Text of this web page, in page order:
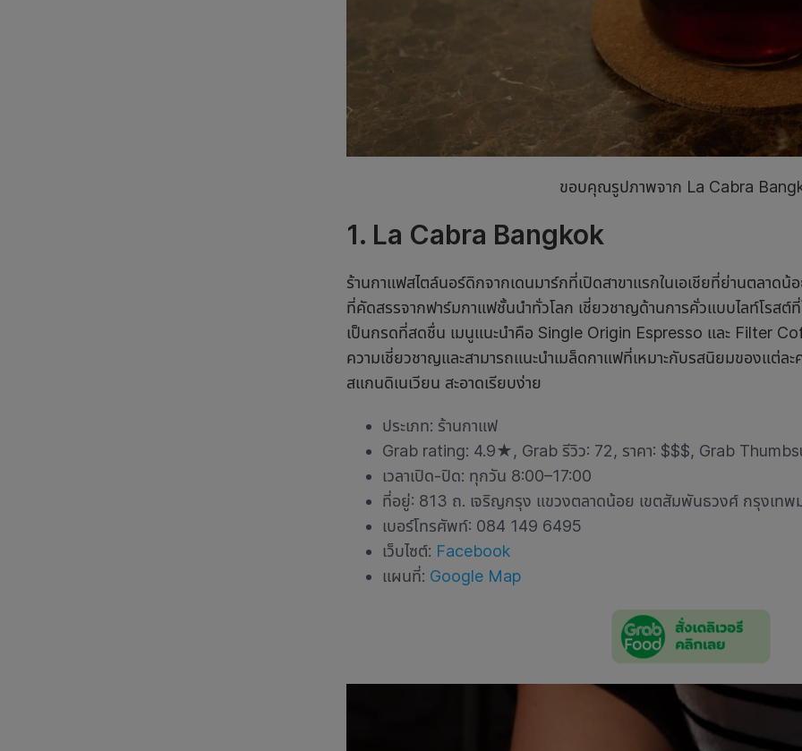
ขอบคุณรูปภาพจาก La Cabra
1. La Cabra Bangkok
ร้านกาแฟสไตล์นอร์ดิกจากเดนมาร์กที่เปิดสาขาแรกในเอเชียที่ย่านตลา
ที่คัดสรรจากฟาร์มกาแฟชั้นนำทั่วโลก เชี่ยวชาญด้านการคั่วแบบไลท์โรสต์
เป็นกรดที่สดชื่น เมนูแนะนำคือ Single Origin Espresso และ Filter
ความเชี่ยวชาญและสามารถแนะนำเมล็ดกาแฟที่เหมาะกับรสนิยมของแต่ล
สแกนดิเนเวียน สะอาดเรียบง่าย
ประเภท: ร้านกาแฟ
Grab rating: 4.9★, Grab รีวิว: 72, ราคา: $$$, Grab
เวลาเปิด-ปิด: ทุกวัน 8:00–17:00
ที่อยู่: 813 ถ. เจริญกรุง แขวงตลาดน้อย เขตสัมพันธวงศ์ กรุงเทพ
เบอร์โทรศัพท์: 084 149 6495
เว็บไซต์: Facebook
แผนที่: Google Map